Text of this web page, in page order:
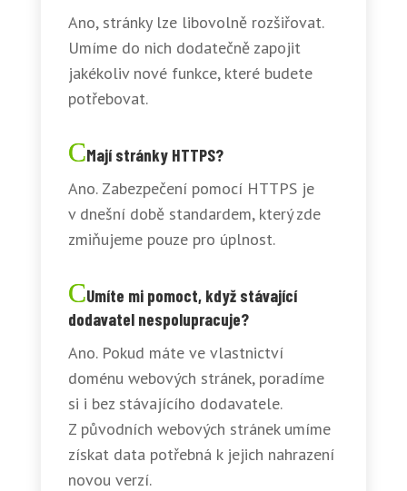
Ano, stránky lze libovolně rozšiřovat.
Umíme do nich dodatečně zapojit
jakékoliv nové funkce, které budete
potřebovat.
Mají stránky HTTPS?
Ano. Zabezpečení pomocí HTTPS je
v dnešní době standardem, který zde
zmiňujeme pouze pro úplnost.
Umíte mi pomoct, když stávající
dodavatel nespolupracuje?
Ano. Pokud máte ve vlastnictví
doménu webových stránek, poradíme
si i bez stávajícího dodavatele.
Z původních webových stránek umíme
získat data potřebná k jejich nahrazení
novou verzí.